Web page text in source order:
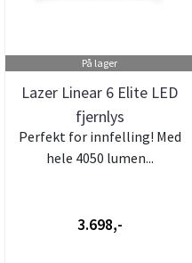
På lager
Lazer Linear 6 Elite LED
fjernlys
Perfekt for innfelling! Med
hele 4050 lumen...
3.698,-